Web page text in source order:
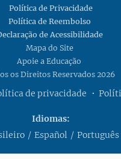
Política de Privacidade
Política de Reembolso
de Acessibilidade
Mapa do Site
Apoie a Educação
os Direitos Reservados 2026
de privacidade
Idiomas
Español Português